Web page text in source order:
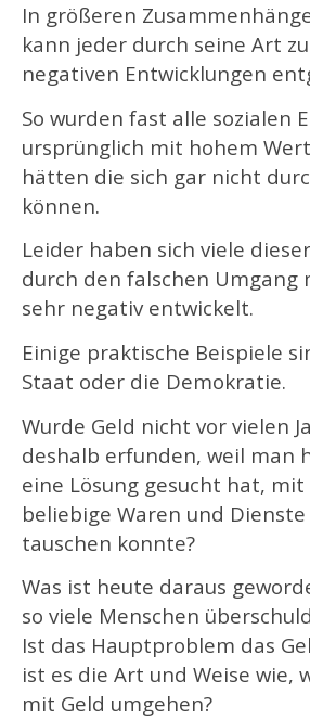
In größeren
kann jeder durch seine Art
negativen Entwicklungen
So wurden fast alle sozialen
ursprünglich mit hohem
hätten die sich gar nicht
können.
Leider haben sich viele
durch den falschen Umgang
sehr negativ entwickelt.
Einige praktische Beispiele
Staat oder die Demokratie.
Wurde Geld nicht vor vielen
deshalb erfunden, weil man
eine Lösung gesucht hat,
beliebige Waren und
tauschen konnte?
Was ist heute daraus
so viele Menschen
Ist das Hauptproblem das
ist es die Art und Weise wie,
mit Geld umgehen?